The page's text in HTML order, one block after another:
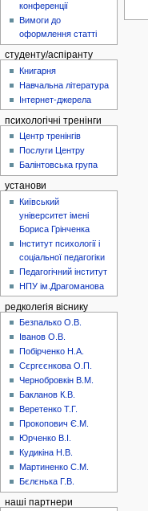
конференції
Вимоги до
оформлення статті
студенту/аспіранту
Книгарня
Навчальна література
Інтернет-джерела
психологічні тренінги
Центр тренінгів
Послуги Центру
Балінтовська група
установи
Київський
університет імені
Бориса Грінченка
Інститут психології і
соціальної педагогіки
Педагогічний інститут
НПУ ім.Драгоманова
редколегія віснику
Безпалько О.В.
Іванов О.В.
Побірченко Н.А.
Сєргєєнкова О.П.
Чернобровкін В.М.
Бакланов К.В.
Веретенко Т.Г.
Прокопович Є.М.
Юрченко В.І.
Кудикіна Н.В.
Мартиненко С.М.
Бєлєнька Г.В.
наші партнери